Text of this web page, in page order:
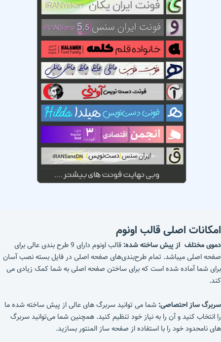
امکانات اصلی قالب اونوم
دموی مختلف از پیش ساخته شده:
قالب اونوم دارای 9 طرح بندی عالی برای
صفحه اصلی میباشد. تمام طرح‌بندی‌های صفحه اصلی در فایل بسته نصب آسان
برای شما آماده شده است که برای ساختن صفحه اصلی به شما کمک زیادی می
کند.
سربرگ ساز احتصاصی: شما می توانید سربرگ های عالی از پیش ساخته شده ما
را انتخاب کنید و آن را به نیاز خود تنظیم کنید. همچنین شما می‌توانید سربرگ
های نامحدود خود را با استفاده از صفحه ساز المنتور بسازید.